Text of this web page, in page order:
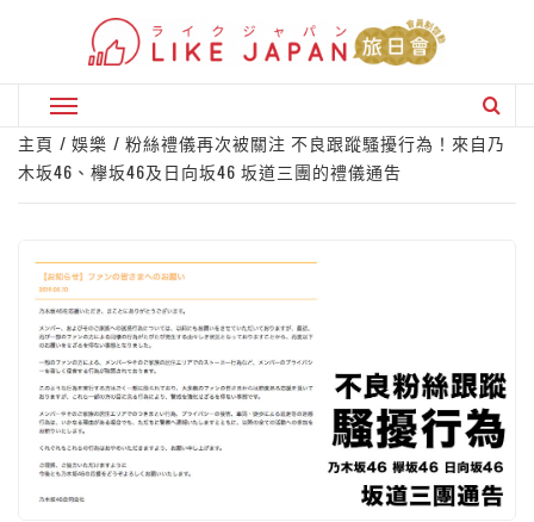
Primary
Menu
主頁 娛樂
粉絲禮儀再次被關注 不良跟蹤騷擾行為！來自乃
木坂46、欅坂46及日向坂46 坂道三團的禮儀通吿